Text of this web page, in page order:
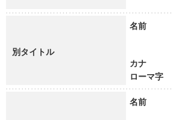
別タイトル
名前
カナ
ローマ字
名前